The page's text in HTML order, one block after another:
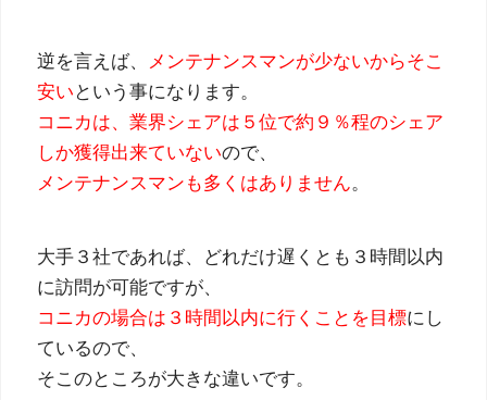
逆を言えば、
メンテナンスマンが少ないからそこ
安い という事になります。
コニカは、業界シェアは５位で約９％程のシェア
しか獲得出来ていないので、
メンテナンスマンも多くはありません。
大手３社であれば、どれだけ遅くとも３時間以内
に訪問が可能ですが、
コニカの場合は３時間以内に行くことを目標にし
ているので、
そこのところが大きな違いです。